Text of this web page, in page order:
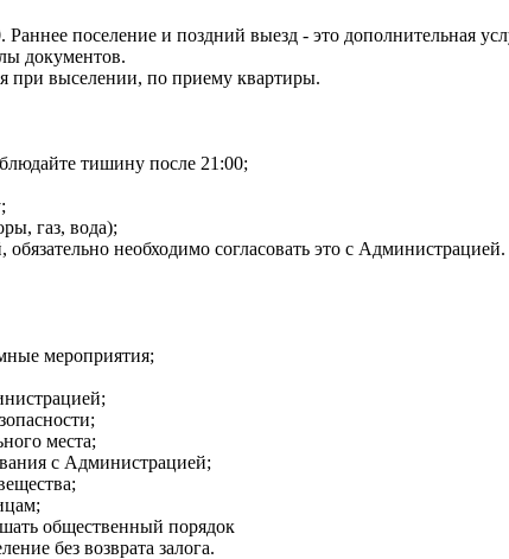
поселение и поздний выезд - это дополнительная
документов.
при выселении, по приему квартиры.
тишину после 21:00;
газ, вода);
необходимо согласовать это с Администрацией.
мероприятия;
места;
с Администрацией;
общественный порядок
без возврата залога.